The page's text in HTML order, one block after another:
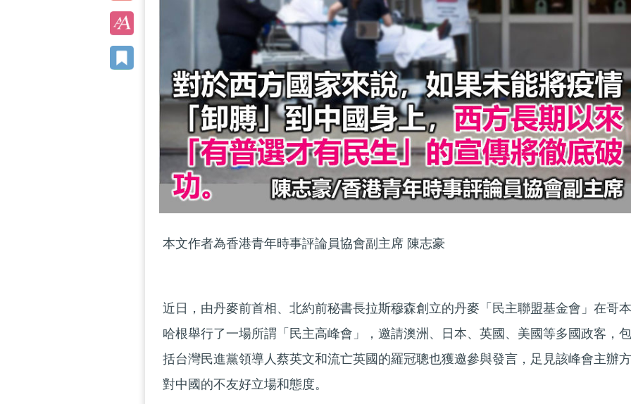
本文作者為香港青年時事評論員協會副主席 陳志豪
近日，由丹麥前首相、北約前秘書長拉斯穆森創立的丹麥「民主聯盟基金會」在哥本
哈根舉行了一場所謂「民主高峰會」，邀請澳洲、日本、英國、美國等多國政客，包
括台灣民進黨領導人蔡英文和流亡英國的羅冠聰也獲邀參與發言，足見該峰會主辦方
對中國的不友好立場和態度。